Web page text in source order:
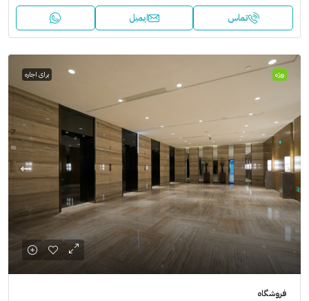
تماس ایمیل
ویژه برای اجاره
فروشگاه